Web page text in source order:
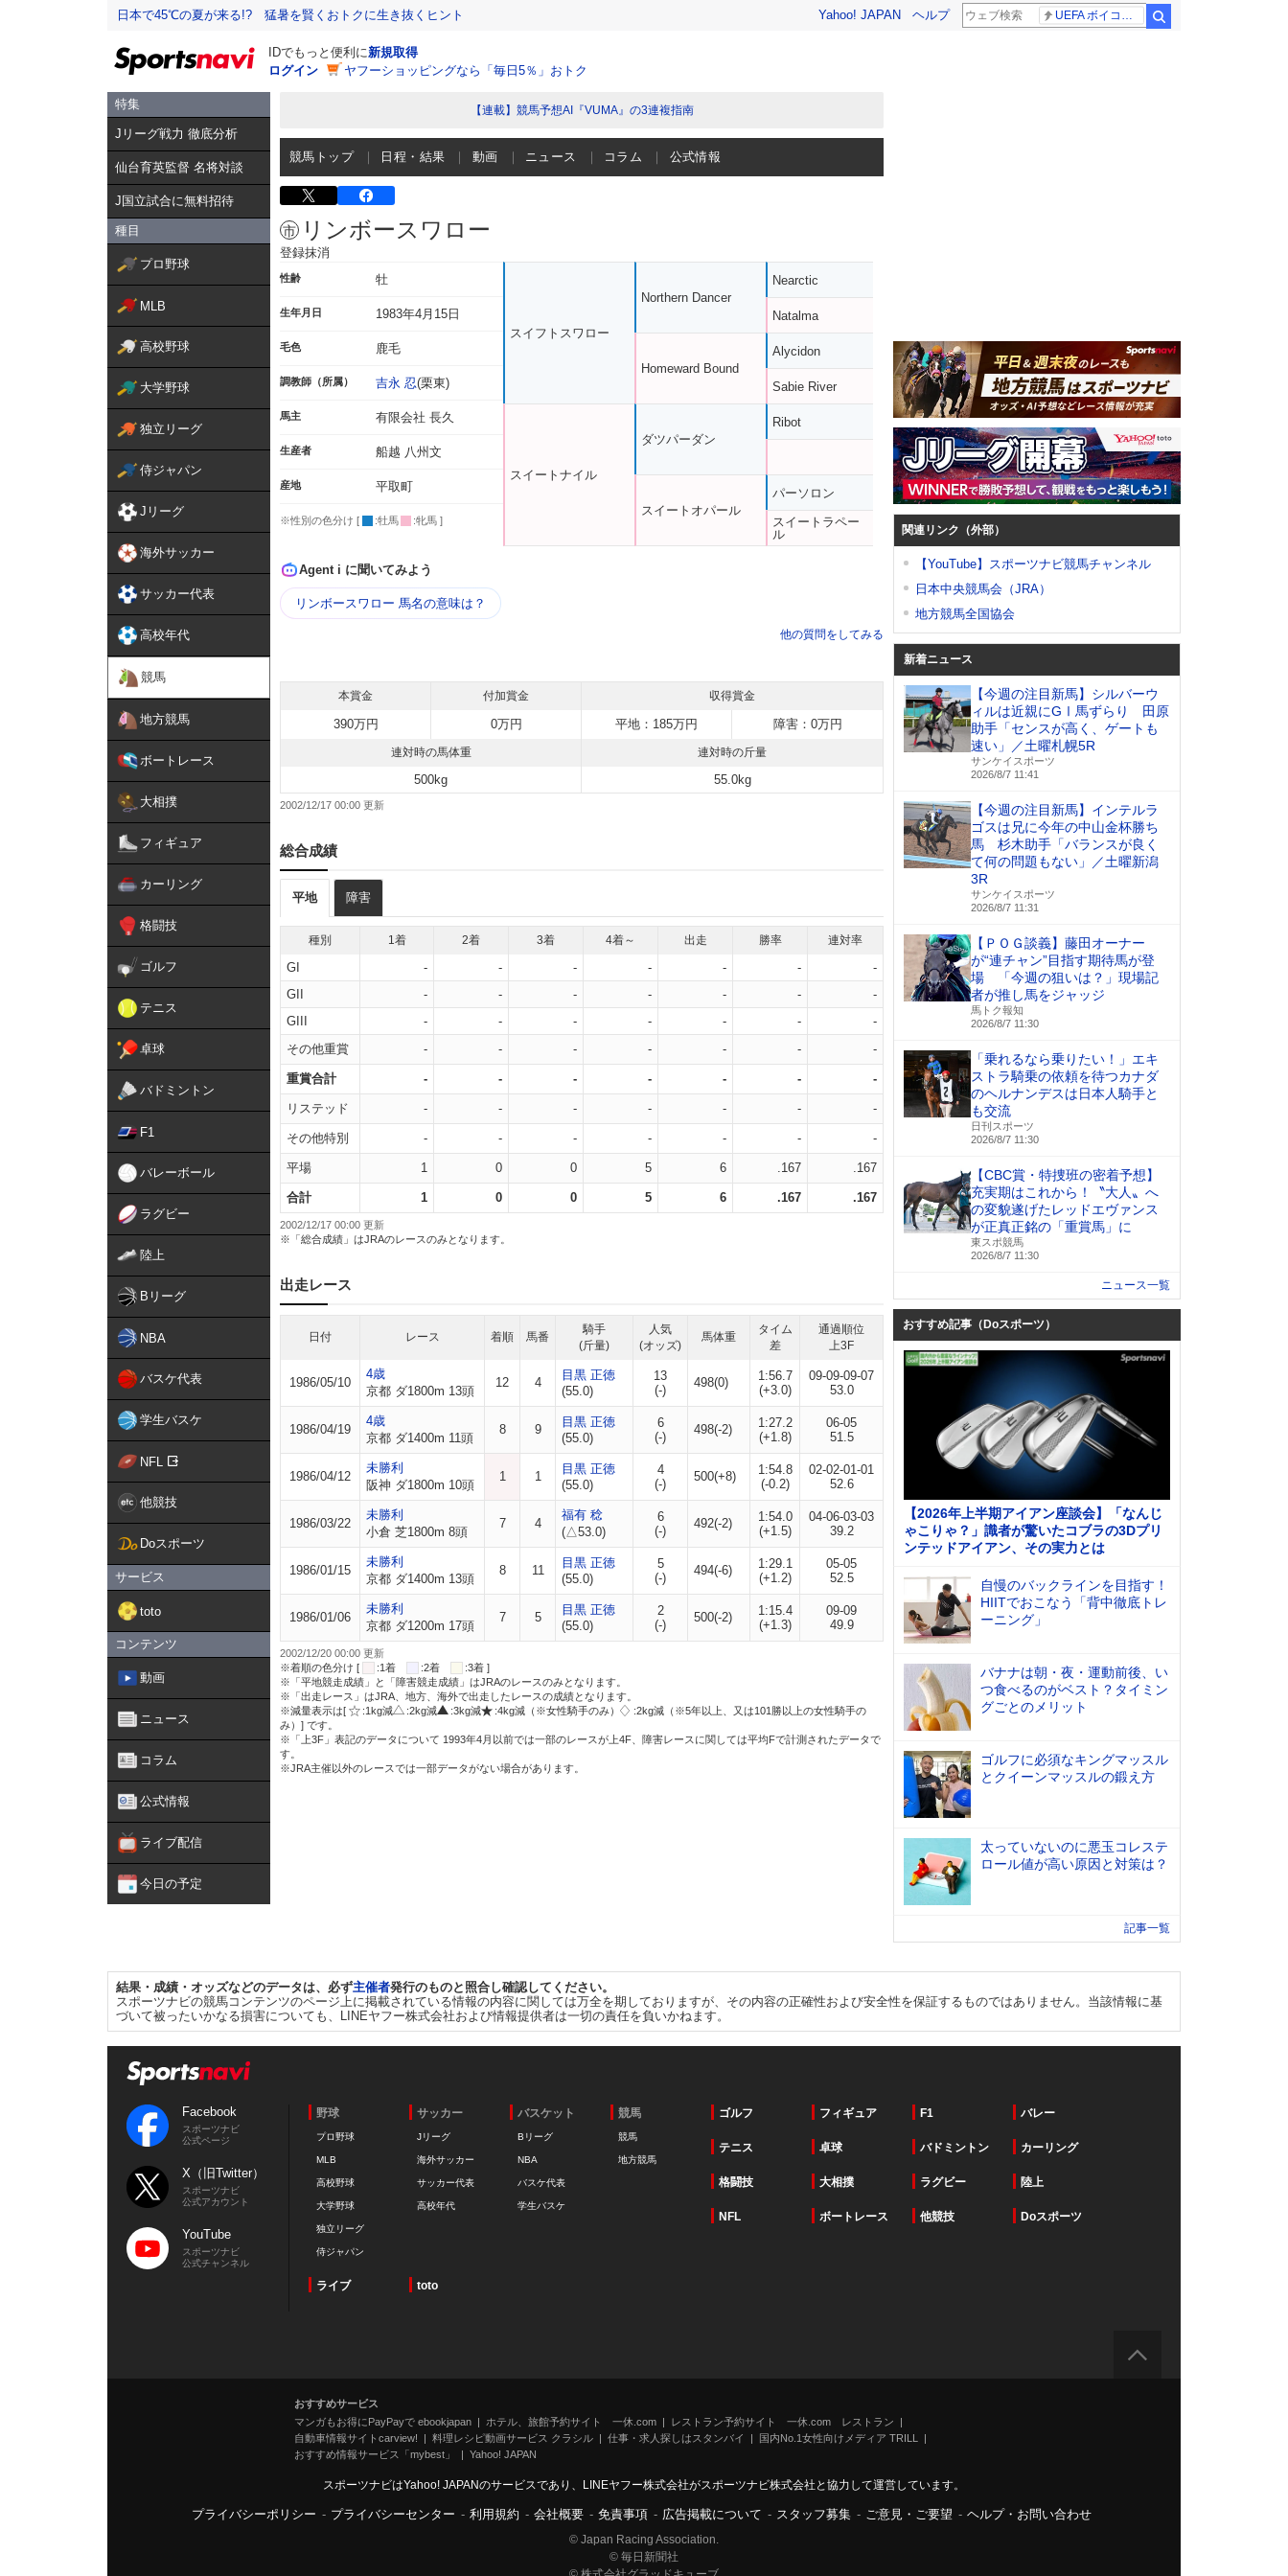
日本で45℃の夏が来る!? 猛暑を賢くおトクに生き抜くヒント Yahoo! JAPAN ヘルプ
IDでもっと便利に新規取得
ログイン
ヤフーショッピングなら「毎日5％」おトク
特集
Jリーグ戦力 徹底分析
仙台育英監督 名将対談
J国立試合に無料招待
種目
プロ野球
MLB
高校野球
大学野球
独立リーグ
侍ジャパン
Jリーグ
海外サッカー
サッカー代表
高校年代
競馬
地方競馬
ボートレース
大相撲
フィギュア
カーリング
格闘技
ゴルフ
テニス
卓球
バドミントン
F1
バレーボール
ラグビー
陸上
Bリーグ
NBA
バスケ代表
学生バスケ
NFL
他競技
Doスポーツ
サービス
toto
コンテンツ
動画
ニュース
コラム
公式情報
ライブ配信
今日の予定
【連載】競馬予想AI『VUMA』の3連複指南
競馬トップ 日程・結果 動画 ニュース コラム 公式情報
リンボースワロー
登録抹消
性齢 牡
生年月日 1983年4月15日
毛色 鹿毛
調教師（所属） 吉永 忍(栗東)
馬主 有限会社 長久
生産者 船越 八州文
産地 平取町
※性別の色分け [ :牡馬 :牝馬 ]
スイフトスワロー
スイートナイル
Northern Dancer
Homeward Bound
ダツパーダン
スイートオパール
Nearctic
Natalma
Alycidon
Sabie River
Ribot
パーソロン
スイートラペー
ル
Agent i に聞いてみよう
リンボースワロー 馬名の意味は？
他の質問をしてみる
本賞金 付加賞金 収得賞金
390万円 0万円 平地：185万円 障害：0万円
連対時の馬体重 連対時の斤量
500kg 55.0kg
2002/12/17 00:00
総合成績
平地 障害
種別 1着 2着 3着 4着～ 出走 勝率 連対率
GI - - - - - -
-
GII
- - - - - -
-
GIII
- - - - - -
-
その他重賞
- - - - - - -
重賞合計 - - - - - - -
リステッド - - - - - - -
その他特別 - - - - - - -
平場 1 0 0 5 6 .167 .167
合計 1 0 0 5 6 .167 .167
2002/12/17 00:00 更新
※「総合成績」はJRAのレースのみとなります。
出走レース
日付 レース 着順 馬番
騎手
(斤量)
人気
(オッズ)
馬体重
タイム
差
通過順位
上3F
1986/05/10
4歳
京都 ダ1800m 13頭
12 4
目黒 正徳
(55.0)
13
(-)
498(0)
1:56.7
(+3.0)
09-09-09-07
53.0
1986/04/19
4歳
京都 ダ1400m 11頭
8 9
目黒 正徳
(55.0)
6
(-)
498(-2)
1:27.2
(+1.8)
06-05
51.5
1986/04/12
未勝利
阪神 ダ1800m 10頭
1 1
目黒 正徳
(55.0)
4
(-)
500(+8)
1:54.8
(-0.2)
02-02-01-01
52.6
1986/03/22
未勝利
小倉 芝1800m 8頭
7 4
福有 稔
(△53.0)
6
(-)
492(-2)
1:54.0
(+1.5)
04-06-03-03
39.2
1986/01/15
未勝利
京都 ダ1400m 13頭
8 11
目黒 正徳
(55.0)
5
(-)
494(-6)
1:29.1
(+1.2)
05-05
52.5
1986/01/06
未勝利
京都 ダ1200m 17頭
7 5
目黒 正徳
(55.0)
2
(-)
500(-2)
1:15.4
(+1.3)
09-09
49.9
2002/12/20 00:00 更新
※着順の色分け [
:1着 :2着
:3着 ]
※「平地競走成績」と「障害競走成績」はJRAのレースのみとなります。
※「出走レース」はJRA、地方、海外で出走したレースの成績となります。
※減量表示は[
:1kg減 :2kg減 :3kg減 :4kg減（※女性騎手のみ）
:2kg減（※5年以上、又は101勝以上の女性騎手の
み）] です。
※「上3F」表記のデータについて 1993年4月以前では一部のレースが上4F、障害レースに関しては平均Fで計測されたデータで
す。
※JRA主催以外のレースでは一部データがない場合があります。
関連リンク（外部）
【YouTube】スポーツナビ競馬チャンネル
日本中央競馬会（JRA）
地方競馬全国協会
新着ニュース
【今週の注目新馬】シルバーウ
ィルは近親にGⅠ馬ずらり 田原
助手「センスが高く、ゲートも
速い」／土曜札幌5R
サンケイスポーツ
2026/8/7 11:41
【今週の注目新馬】インテルラ
ゴスは兄に今年の中山金杯勝ち
馬 杉木助手「バランスが良く
て何の問題もない」／土曜新潟
3R
サンケイスポーツ
2026/8/7 11:31
【ＰＯＧ談義】藤田オーナー
が“連チャン”目指す期待馬が登
場 「今週の狙いは？」現場記
者が推し馬をジャッジ
馬トク報知
2026/8/7 11:30
「乗れるなら乗りたい！」エキ
ストラ騎乗の依頼を待つカナダ
のヘルナンデスは日本人騎手と
も交流
日刊スポーツ
2026/8/7 11:30
【CBC賞・特捜班の密着予想】
充実期はこれから！〝大人〟へ
の変貌遂げたレッドエヴァンス
が正真正銘の「重賞馬」に
東スポ競馬
2026/8/7 11:30
ニュース一覧
おすすめ記事（Doスポーツ）
【2026年上半期アイアン座談会】「なんじ
ゃこりゃ？」識者が驚いたコブラの3Dプリ
ンテッドアイアン、その実力とは
自慢のバックラインを目指す！
HIITでおこなう「背中徹底トレ
ーニング」
バナナは朝・夜・運動前後、い
つ食べるのがベスト？タイミン
グごとのメリット
ゴルフに必須なキングマッスル
とクイーンマッスルの鍛え方
太っていないのに悪玉コレステ
ロール値が高い原因と対策は？
記事一覧
結果・成績・オッズなどのデータは、必ず主催者発行のものと照合し確認してください。
スポーツナビの競馬コンテンツのページ上に掲載されている情報の内容に関しては万全を期しておりますが、その内容の正確性および安全性を保証するものではありません。当該情報に基
づいて被ったいかなる損害についても、LINEヤフー株式会社および情報提供者は一切の責任を負いかねます。
Facebook
スポーツナビ
公式ページ
X（旧Twitter）
スポーツナビ
公式アカウント
YouTube
スポーツナビ
公式チャンネル
野球
プロ野球
MLB
高校野球
大学野球
独立リーグ
侍ジャパン
サッカー
Jリーグ
海外サッカー
サッカー代表
高校年代
バスケット
Bリーグ
NBA
バスケ代表
学生バスケ
競馬
競馬
地方競馬
ゴルフ フィギュア F1 バレー
テニス 卓球 バドミントン カーリング
格闘技 大相撲 ラグビー 陸上
NFL ボートレース 他競技 Doスポーツ
ライブ toto
おすすめサービス
マンガもお得にPayPayで ebookjapan
ホテル、旅館予約サイト 一休.com
レストラン予約サイト 一休.com レストラン
自動車情報サイトcarview!
料理レシピ動画サービス クラシル 仕事・求人探しはスタンバイ
国内No.1女性向けメディア TRILL
おすすめ情報サービス「mybest」
Yahoo! JAPAN
スポーツナビはYahoo! JAPANのサービスであり、LINEヤフー株式会社がスポーツナビ株式会社と協力して運営しています。
プライバシーポリシー - プライバシーセンター - 利用規約 - 会社概要 - 免責事項 - 広告掲載について - スタッフ募集 - ご意見・ご要望 - ヘルプ・お問い合わせ
© Japan Racing Association.
© 毎日新聞社